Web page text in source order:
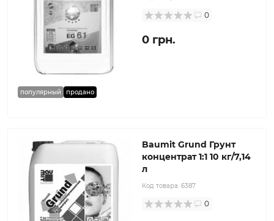
популярный продано
0
0 грн.
Baumit Grund Грунт
концентрат 1:1 10 кг/7,14
л
Код товара: 6387
0